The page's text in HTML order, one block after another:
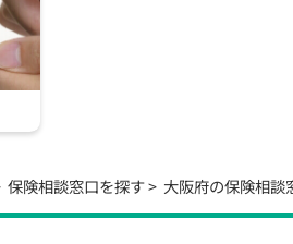
保険相談窓口を探す 大阪府の保険相談